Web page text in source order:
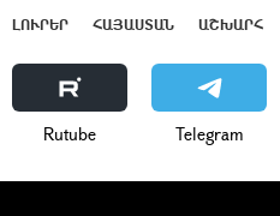
ԼՈՒՐԵՐ ՀԱՅԱՍՏԱՆ ԱՇԽԱՐՀ
Rutube Telegram